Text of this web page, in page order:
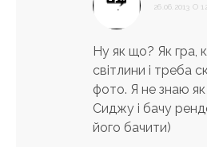
26.06.2013 О
Ну як що? Як гра,
світлини і треба
фото. Я не знаю
Сиджу і бачу
його бачити)